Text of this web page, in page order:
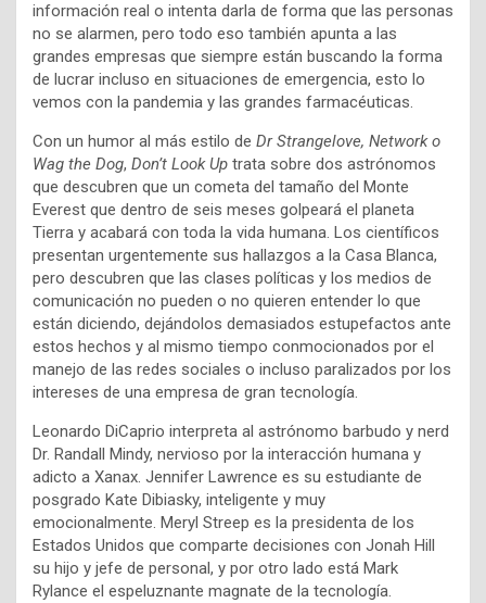
información real o intenta darla de forma que las personas
no se alarmen, pero todo eso también apunta a las
grandes empresas que siempre están buscando la forma
de lucrar incluso en situaciones de emergencia, esto lo
vemos con la pandemia y las grandes farmacéuticas.
Con un humor al más estilo de Dr Strangelove, Network o
Wag the Dog, Don’t Look Up trata sobre dos astrónomos
que descubren que un cometa del tamaño del Monte
Everest que dentro de seis meses golpeará el planeta
Tierra y acabará con toda la vida humana. Los científicos
presentan urgentemente sus hallazgos a la Casa Blanca,
pero descubren que las clases políticas y los medios de
comunicación no pueden o no quieren entender lo que
están diciendo, dejándolos demasiados estupefactos ante
estos hechos y al mismo tiempo conmocionados por el
manejo de las redes sociales o incluso paralizados por los
intereses de una empresa de gran tecnología.
Leonardo DiCaprio interpreta al astrónomo barbudo y nerd
Dr. Randall Mindy, nervioso por la interacción humana y
adicto a Xanax. Jennifer Lawrence es su estudiante de
posgrado Kate Dibiasky, inteligente y muy
emocionalmente. Meryl Streep es la presidenta de los
Estados Unidos que comparte decisiones con Jonah Hill
su hijo y jefe de personal, y por otro lado está Mark
Rylance el espeluznante magnate de la tecnología.